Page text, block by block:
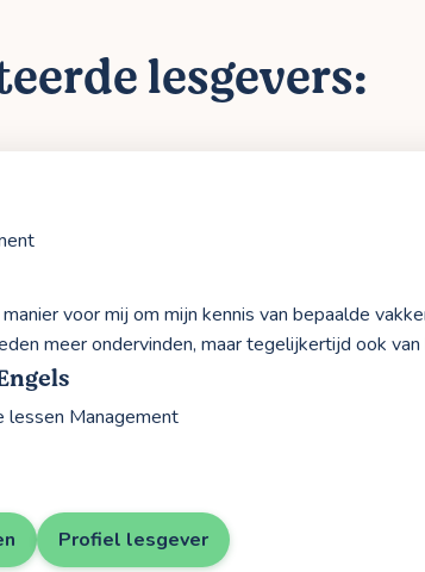
lesgevers:
voor mij om mijn kennis van bepaalde
meer ondervinden, maar tegelijkertijd ook
lessen Management
Profiel lesgever